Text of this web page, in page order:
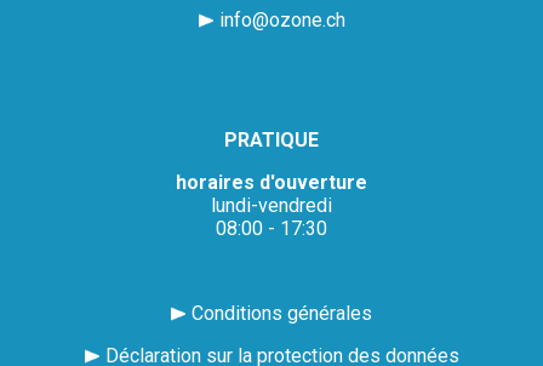
info@ozone.ch
PRATIQUE
horaires d'ouverture
lundi-vendredi
08:00 - 17:30
Conditions générales
Déclaration sur la protection des données